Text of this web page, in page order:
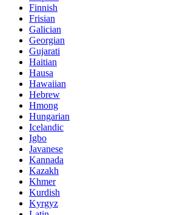
Finnish
Frisian
Galician
Georgian
Gujarati
Haitian
Hausa
Hawaiian
Hebrew
Hmong
Hungarian
Icelandic
Igbo
Javanese
Kannada
Kazakh
Khmer
Kurdish
Kyrgyz